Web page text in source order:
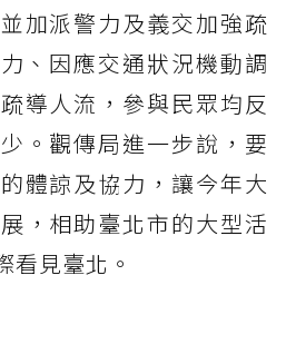
加派警力及義交加強疏
、因應交通狀況機動調
導人流，參與民眾均反
。觀傳局進一步說，要
體諒及協力，讓今年大
，相助臺北市的大型活
看見臺北。